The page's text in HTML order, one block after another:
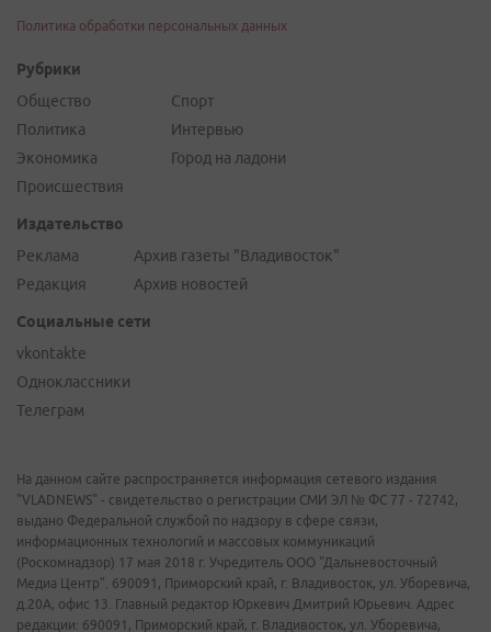
Политика обработки персональных данных
Рубрики
Общество
Политика
Экономика
Происшествия
Спорт
Интервью
Город на ладони
Издательство
Реклама
Редакция
Архив газеты "Владивосток"
Архив новостей
Социальные сети
vkontakte
Одноклассники
Телеграм
На данном сайте распространяется информация сетевого издания
"VLADNEWS" - свидетельство о регистрации СМИ ЭЛ № ФС 77 - 72742,
выдано Федеральной службой по надзору в сфере связи,
информационных технологий и массовых коммуникаций
(Роскомнадзор) 17 мая 2018 г. Учредитель ООО "Дальневосточный
Медиа Центр". 690091, Приморский край, г. Владивосток, ул. Уборевича,
д.20А, офис 13. Главный редактор Юркевич Дмитрий Юрьевич. Адрес
редакции: 690091, Приморский край, г. Владивосток, ул. Уборевича,